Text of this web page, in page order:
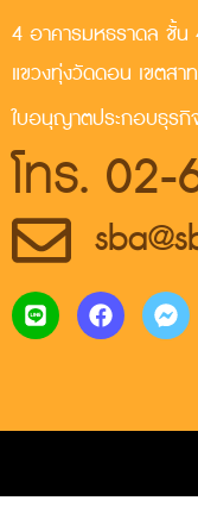
4 อาคารมหธราดล ชั้
แขวงทุ่งวัดดอน เขตส
ใบอนุญาตประกอบธุรกิ
โทร.